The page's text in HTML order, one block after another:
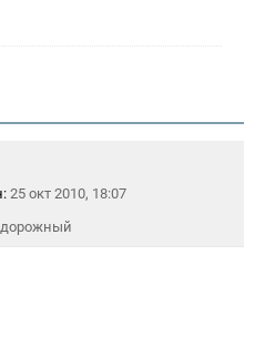
25 окт 2010, 18:07